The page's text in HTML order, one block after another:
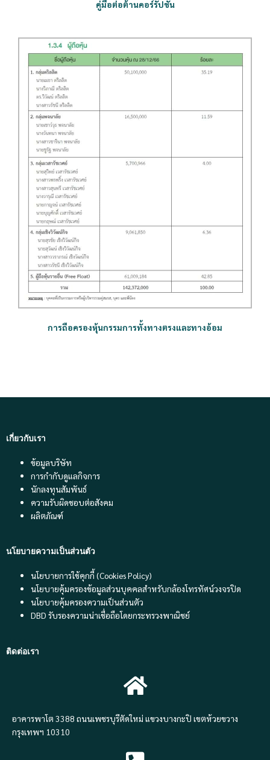
คู่มือต่อต้านคอร์รัปชัน
การถือครองหุ้นกรรมการทั้งทางตรงและทางอ้อม
เกี่ยวกับเรา
ข้อมูลบริษัท
การกำกับดูแลกิจการ
นักลงทุนสัมพันธ์
ความรับผิดชอบต่อสังคม
ผลิตภัณฑ์
นโยบายความเป็นส่วนตัว
นโยบายการใช้คุกกี้ (Cookies Policy)
นโยบายคุ้มครองข้อมูลส่วนบุคคลสำหรับกล้องโทรทัศน์วงจรปิด
นโยบายคุ้มครองความเป็นส่วนตัว
DBD รับรองความน่าเชื่อถือโดยกระทรวงพาณิชย์
ติดต่อเรา
อาคารพาโต 3388 ถนนเพชรบุรีตัดใหม่ แขวงบางกะปิ เขตห้วยขวาง
กรุงเทพฯ 10310